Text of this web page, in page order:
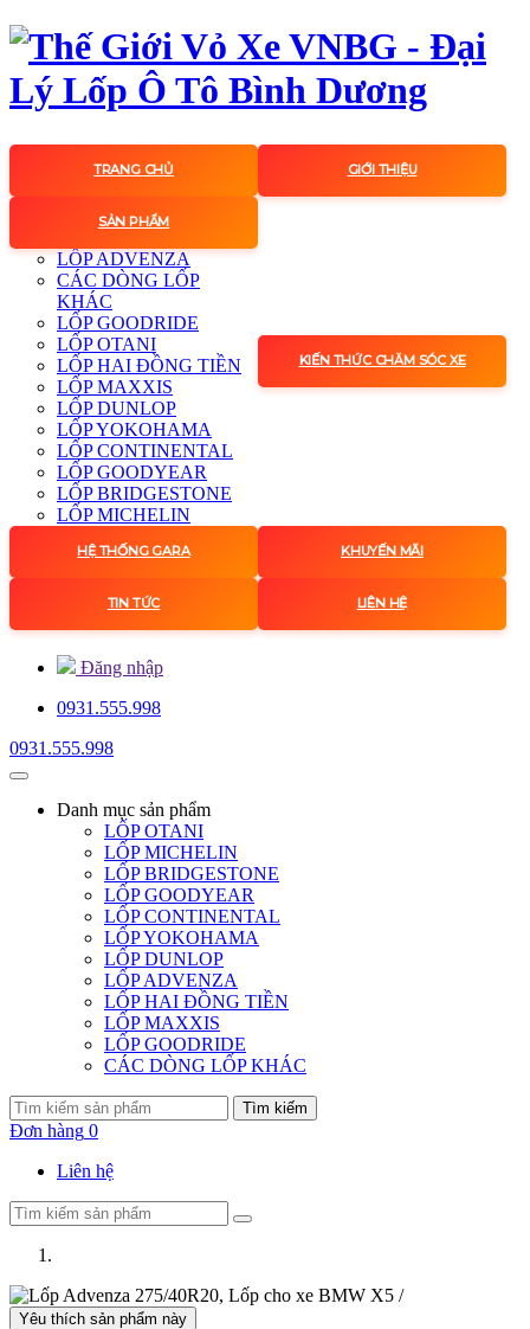
TRANG CHỦ GIỚI THIỆU
SẢN PHẨM
LỐP ADVENZA
CÁC DÒNG LỐP
KHÁC
LỐP GOODRIDE
LỐP OTANI
LỐP HAI ĐỒNG TIỀN
LỐP MAXXIS
LỐP DUNLOP
LỐP YOKOHAMA
LỐP CONTINENTAL
LỐP GOODYEAR
LỐP BRIDGESTONE
LỐP MICHELIN
KIẾN THỨC CHĂM SÓC XE
HỆ THỐNG GARA KHUYẾN MÃI
TIN TỨC LIÊN HỆ
Đăng nhập
0931.555.998
0931.555.998
Danh mục sản phẩm
LỐP OTANI
LỐP MICHELIN
LỐP BRIDGESTONE
LỐP GOODYEAR
LỐP CONTINENTAL
LỐP YOKOHAMA
LỐP DUNLOP
LỐP ADVENZA
LỐP HAI ĐỒNG TIỀN
LỐP MAXXIS
LỐP GOODRIDE
CÁC DÒNG LỐP KHÁC
Tìm kiếm
Đơn hàng 0
Liên hệ
Yêu thích sản phẩm này